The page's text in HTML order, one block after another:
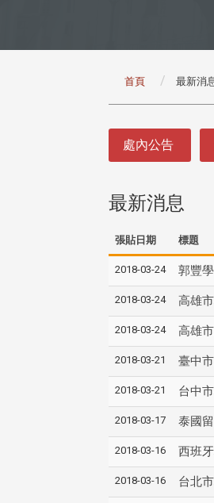
首頁 最新消
處內公告
最新消息
張貼日期 標題
2018-03-24 郭豐
2018-03-24 高雄
2018-03-24 高雄
2018-03-21 臺中
2018-03-21 台中
2018-03-17 泰國
2018-03-16 西班
2018-03-16 台北